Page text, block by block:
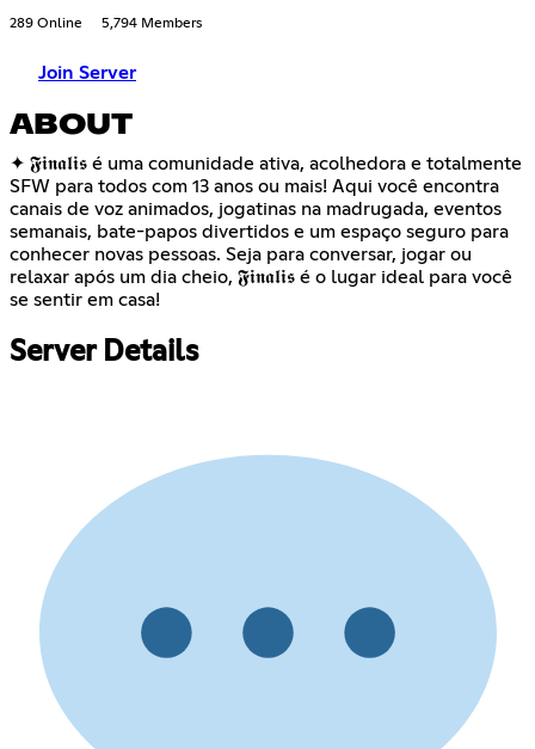
289 Online 5,794 Members
Join Server
ABOUT
✦ 𝕱𝖎𝖓𝖆𝖑𝖎𝖘 é uma comunidade ativa, acolhedora e totalmente
SFW para todos com 13 anos ou mais! Aqui você encontra
canais de voz animados, jogatinas na madrugada, eventos
semanais, bate-papos divertidos e um espaço seguro para
conhecer novas pessoas. Seja para conversar, jogar ou
relaxar após um dia cheio, 𝕱𝖎𝖓𝖆𝖑𝖎𝖘 é o lugar ideal para você
se sentir em casa!
Server Details